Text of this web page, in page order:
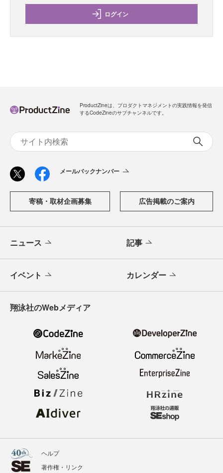
ログイン
ProductZineは、プロダクトマネジメントの実践情報を発信
するCodeZineのサブチャンネルです。
メールバックナンバー
寄稿・取材企画募集 広告掲載のご案内
ニュース 記事
イベント カレンダー
翔泳社のWebメディア
ヘルプ
著作権・リンク